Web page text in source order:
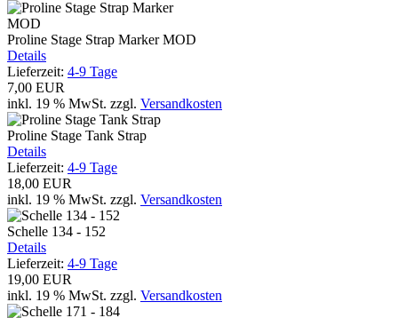
Proline Stage Strap Marker MOD
Details
Lieferzeit: 4-9 Tage
7,00 EUR
inkl. 19 % MwSt. zzgl. Versandkosten
Proline Stage Tank Strap
Details
Lieferzeit: 4-9 Tage
18,00 EUR
inkl. 19 % MwSt. zzgl. Versandkosten
Schelle 134 - 152
Details
Lieferzeit: 4-9 Tage
19,00 EUR
inkl. 19 % MwSt. zzgl. Versandkosten